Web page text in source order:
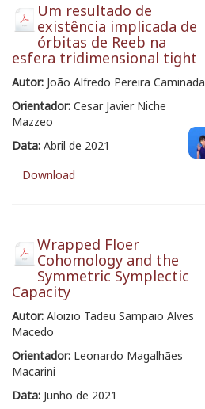
Um resultado de
existência implicada de
órbitas de Reeb na
esfera tridimensional tight
Autor: João Alfredo Pereira Caminada
Orientador: Cesar Javier Niche
Mazzeo
Data: Abril de 2021
Download
Wrapped Floer
Cohomology and the
Symmetric Symplectic
Capacity
Autor: Aloizio Tadeu Sampaio Alves
Macedo
Orientador: Leonardo Magalhães
Macarini
Data: Junho de 2021